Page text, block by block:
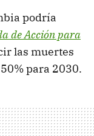
podría
de Acción para
las muertes
para 2030.